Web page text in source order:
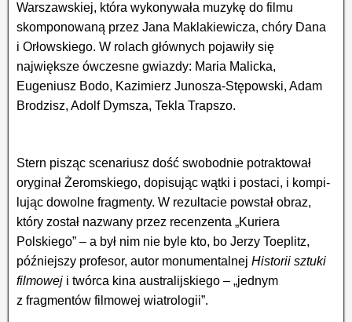
Warszawskiej, która wykonywała muzykę do filmu
skomponowaną przez Jana Maklakiewicza, chóry Dana
i Orłowskiego. W rolach głównych pojawiły się
największe ówczesne gwiazdy: Maria Malicka,
Eugeniusz Bodo, Kazimierz Junosza-Stępowski, Adam
Brodzisz, Adolf Dymsza, Tekla Trapszo.
Stern pisząc scenariusz dość swobodnie potraktował
oryginał Żeromskiego, dopisując wątki i postaci, i kom­pi­
lując dowolne fragmenty. W rezultacie powstał obraz,
który został nazwany przez recenzenta „Kuriera
Polskiego” – a był nim nie byle kto, bo Jerzy Toeplitz,
późniejszy profesor, autor monumentalnej Historii sztuki
filmowej i twórca kina australijskiego – „jednym
z fragmentów filmowej wiatrologii”.